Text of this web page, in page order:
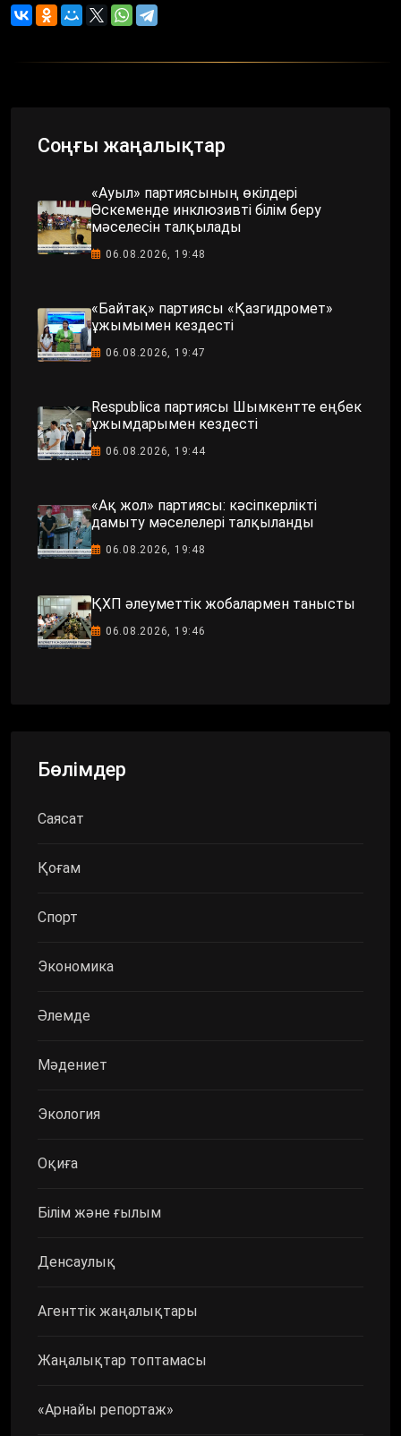
Соңғы жаңалықтар
«Ауыл» партиясының өкілдері
Өскеменде инклюзивті білім беру
мәселесін талқылады
06.08.2026, 19:48
«Байтақ» партиясы «Қазгидромет»
ұжымымен кездесті
06.08.2026, 19:47
Respublica партиясы Шымкентте еңбек
ұжымдарымен кездесті
06.08.2026, 19:44
«Ақ жол» партиясы: кәсіпкерлікті
дамыту мәселелері талқыланды
06.08.2026, 19:48
ҚХП әлеуметтік жобалармен танысты
06.08.2026, 19:46
Бөлімдер
Саясат
Қоғам
Спорт
Экономика
Әлемде
Мәдениет
Экология
Оқиға
Білім және ғылым
Денсаулық
Агенттік жаңалықтары
Жаңалықтар топтамасы
«Арнайы репортаж»